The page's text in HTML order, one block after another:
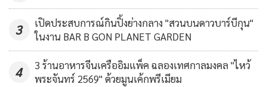
3
เปิดประสบการณ์กินปิ้งย่างกลาง "สวนบนดาวบาร์บีกุน"
ในงาน BAR B GON PLANET GARDEN
4
3 ร้านอาหารจีนเครืออิมแพ็ค ฉลองเทศกาลมงคล "ไหว้
พระจันทร์ 2569" ด้วยมูนเค้กพรีเมียม